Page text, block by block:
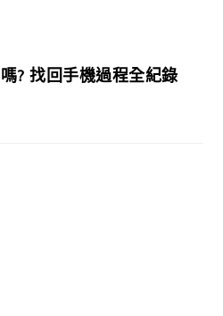
? 找回手機過程全紀錄